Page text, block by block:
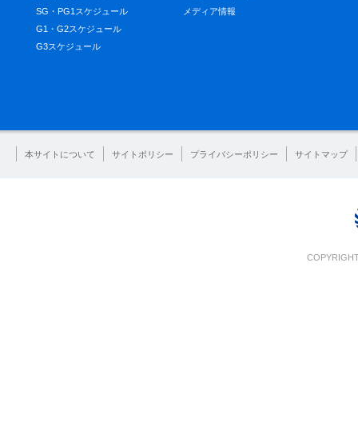
SG・PG1スケジュール
G1・G2スケジュール
G3スケジュール
メディア情報
本サイトについて サイトポリシー プライバシーポリシー サイトマップ